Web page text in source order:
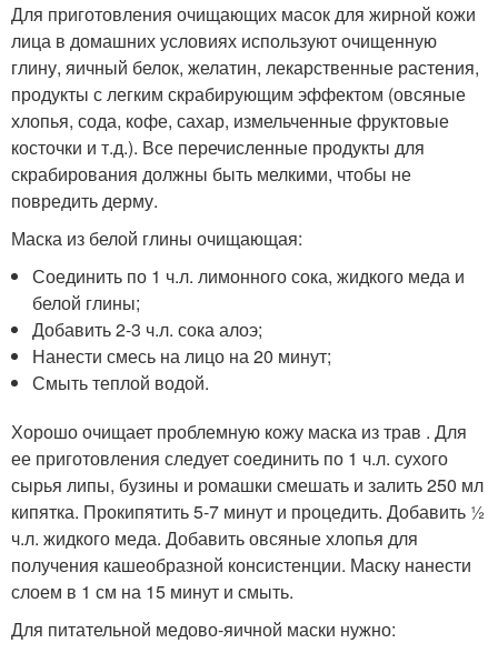
Для приготовления очищающих масок для жирной кожи
лица в домашних условиях используют очищенную
глину, яичный белок, желатин, лекарственные растения,
продукты с легким скрабирующим эффектом (овсяные
хлопья, сода, кофе, сахар, измельченные фруктовые
косточки и т.д.). Все перечисленные продукты для
скрабирования должны быть мелкими, чтобы не
повредить дерму.
Маска из белой глины очищающая:
Соединить по 1 ч.л. лимонного сока, жидкого меда и
белой глины;
Добавить 2-3 ч.л. сока алоэ;
Нанести смесь на лицо на 20 минут;
Смыть теплой водой.
Хорошо очищает проблемную кожу маска из трав . Для
ее приготовления следует соединить по 1 ч.л. сухого
сырья липы, бузины и ромашки смешать и залить 250 мл
кипятка. Прокипятить 5-7 минут и процедить. Добавить 1⁄2
ч.л. жидкого меда. Добавить овсяные хлопья для
получения кашеобразной консистенции. Маску нанести
слоем в 1 см на 15 минут и смыть.
Для питательной медово-яичной маски нужно: